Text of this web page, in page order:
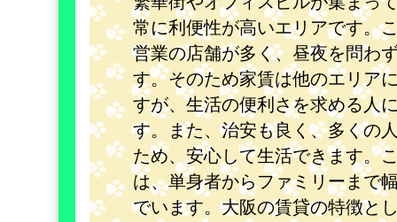
常に利便性が高いエリアです。
営業の店舗が多く、昼夜を問わ
す。そのため家賃は他のエリア
すが、生活の便利さを求める人
す。また、治安も良く、多くの
ため、安心して生活できます。
は、単身者からファミリーまで
でいます。大阪の賃貸の特徴と